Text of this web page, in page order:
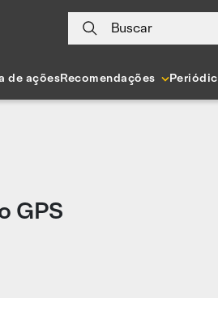
Buscar
de açõesRecomendações
GPS